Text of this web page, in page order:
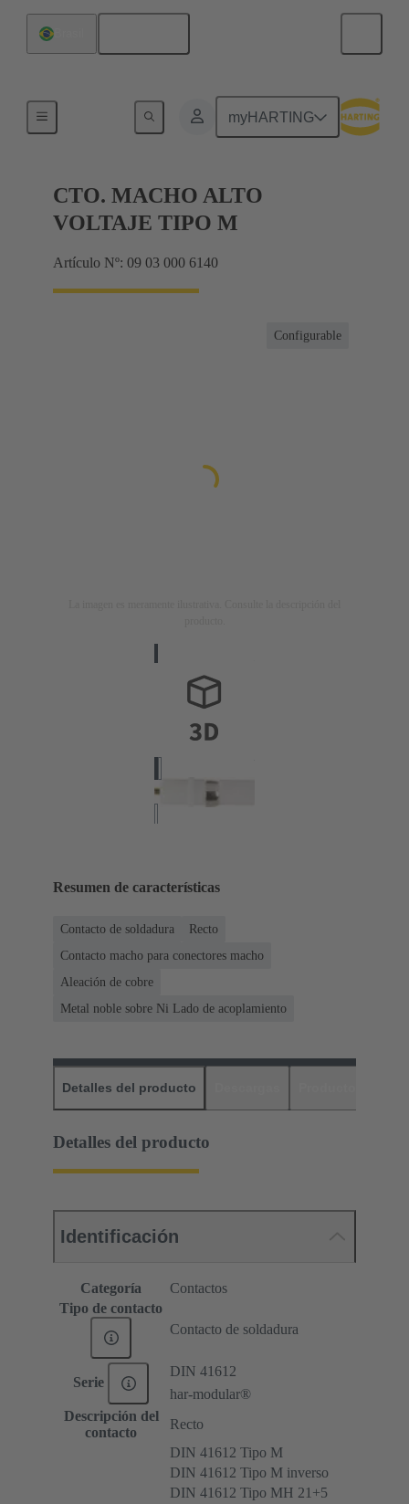
myHARTING
CTO. MACHO ALTO
VOLTAJE TIPO M
Artículo Nº: 09 03 000 6140
Configurable
Resumen de características
Contacto de soldadura
Recto
Contacto macho para conectores macho
Aleación de cobre
Metal noble sobre Ni Lado de acoplamiento
Detalles del producto
Detalles del producto
Identificación
Categoría
Contactos
Tipo de contacto
Contacto de soldadura
Serie
DIN 41612
har-modular®
Descripción del
contacto
Recto
DIN 41612 Tipo M
DIN 41612 Tipo M inverso
DIN 41612 Tipo MH 21+5